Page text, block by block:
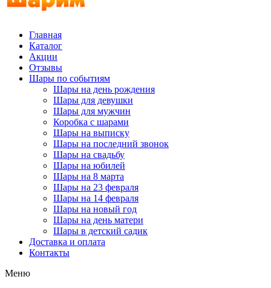
Главная
Каталог
Акции
Отзывы
Шары по событиям
Шары на день рождения
Шары для девушки
Шары для мужчин
Коробка с шарами
Шары на выписку
Шары на последний звонок
Шары на свадьбу
Шары на юбилей
Шары на 8 марта
Шары на 23 февраля
Шары на 14 февраля
Шары на новый год
Шары на день матери
Шары в детский садик
Доставка и оплата
Контакты
Меню